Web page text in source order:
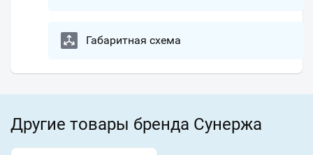
Габаритная схема
Другие товары бренда Сунержа